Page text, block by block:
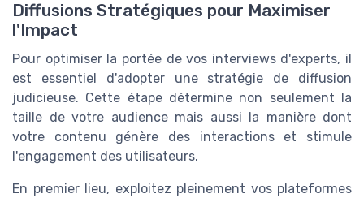
Diffusions Stratégiques pour Maximiser
l'Impact
Pour optimiser la portée de vos interviews d'experts, il
est essentiel d'adopter une stratégie de diffusion
judicieuse. Cette étape détermine non seulement la
taille de votre audience mais aussi la manière dont
votre contenu génère des interactions et stimule
l'engagement des utilisateurs.
En premier lieu, exploitez pleinement vos plateformes